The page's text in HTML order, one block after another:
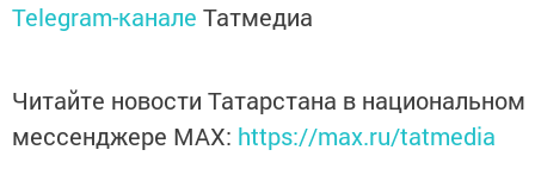
Telegram-канале Татмедиа
Читайте новости Татарстана в национальном
мессенджере MАХ: https://max.ru/tatmedia